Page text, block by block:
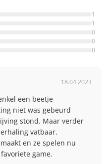
1
1
0
0
0
18.04.2023
een beetje
niet was gebeurd
stond. Maar verder
vatbaar.
en ze spelen nu
game.